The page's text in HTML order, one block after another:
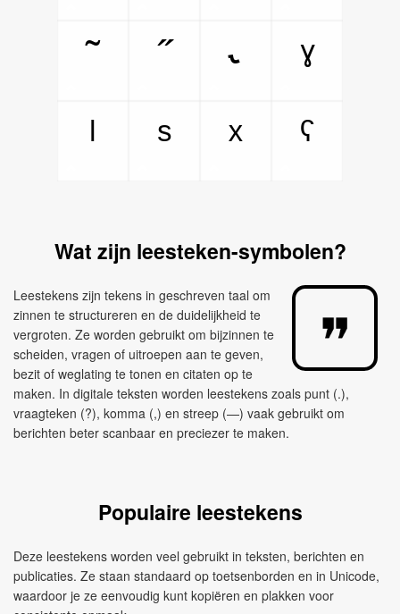
˜
˝ ˞
ˠ
ˡ
ˢ ˣ ˤ
Wat zijn leesteken-symbolen?
Leestekens zijn tekens in geschreven taal om
zinnen te structureren en de duidelijkheid te
vergroten. Ze worden gebruikt om bijzinnen te
scheiden, vragen of uitroepen aan te geven,
bezit of weglating te tonen en citaten op te
maken. In digitale teksten worden leestekens zoals punt (.),
vraagteken (?), komma (,) en streep (—) vaak gebruikt om
berichten beter scanbaar en preciezer te maken.
Populaire leestekens
Deze leestekens worden veel gebruikt in teksten, berichten en
publicaties. Ze staan standaard op toetsenborden en in Unicode,
waardoor je ze eenvoudig kunt kopiëren en plakken voor